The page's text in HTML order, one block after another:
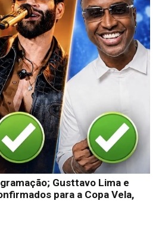
Gusttavo Lima e
para a Copa Vela,